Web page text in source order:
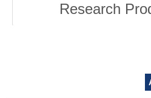
Research